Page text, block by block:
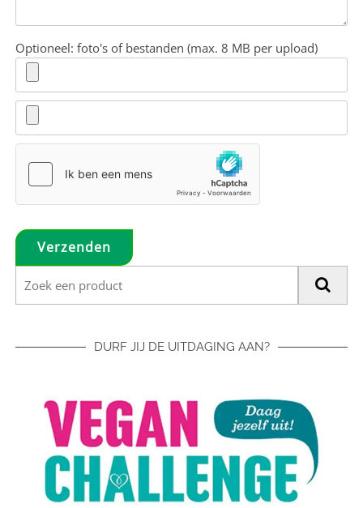
Optioneel: foto's of bestanden (max. 8 MB per upload)
DURF JIJ DE UITDAGING AAN?